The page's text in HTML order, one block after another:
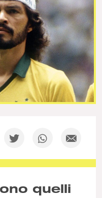
quelli